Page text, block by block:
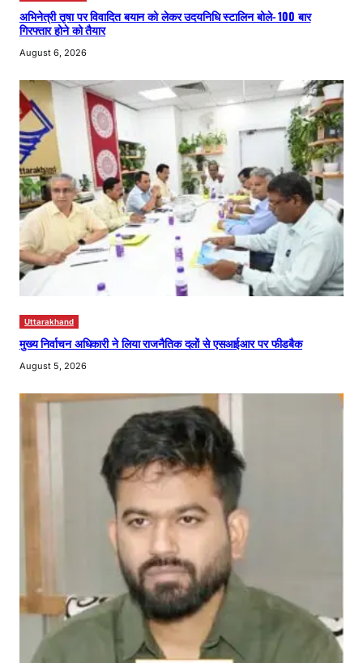
अभिनेत्री तृषा पर विवादित बयान को लेकर उदयनिधि स्टालिन बोले- 100 बार
गिरफ्तार होने को तैयार
August 6, 2026
Uttarakhand
मुख्य निर्वाचन अधिकारी ने लिया राजनैतिक दलों से एसआईआर पर फीडबैक
August 5, 2026